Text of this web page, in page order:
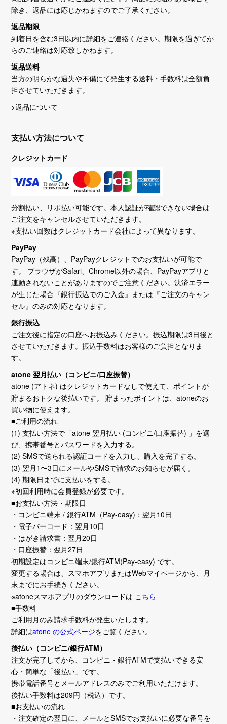
除き、返品には応じかねますのでご了承ください。
返品期限
到着日を含む3日以内に詳細をご連絡ください。期限を過ぎてか
らのご連絡は対応致しかねます。
返品送料
当方の明らかな過失や不備にて発生する送料・手数料は全額負
担させていただきます。
>返品について
支払い方法について
クレジットカード
分割払い、リボ払い可能です。本人認証が確認できない場合は
ご注文をキャンセルさせていただきます。
※支払い回数はクレジットカード会社によって異なります。
PayPay
PayPay（残高）、PayPayクレジットでのお支払いが可能で
す。 ブラウザがSafari、Chrome以外の場合、PayPayアプリと
連動されないことがありますのでご注意ください。決済エラー
が生じた場合『銀行振込でのご入金』または『ご注文のキャン
セル』のみの対応となります。
銀行振込
ご注文後に指定の口座へお振込みください。振込期限は3日後と
させていただきます。振込手数料はお客様のご負担となりま
す。
atone 翌月払い（コンビニ/口座振替）
atone (アトネ) はクレジットカードなしで使えて、ポイントが
貯まるおトクな後払いです。 貯まったポイントは、atoneのお
買い物に使えます。
■ご利用の流れ
(1) 支払い方法で「atone 翌月払い (コンビニ/口座振替) 」を選
び、携帯番号とパスワードを入力する。
(2) SMSで送られる認証コードを入力し、購入を完了する。
(3) 翌月1〜3日にメールやSMSで請求のお知らせが届く。
(4) 期限日までに支払いをする。
※初回利用時に会員登録が必要です。
■お支払い方法・期限日
・コンビニ端末 / 銀行ATM（Pay-easy)：翌月10日
・電子バーコード：翌月10日
・はがき請求書：翌月20日
・口座振替：翌月27日
初期設定はコンビニ端末/銀行ATM(Pay-easy) です。
変更する場合は、スマホアプリまたはWebマイページから、月
末までにお手続きください。
※atoneスマホアプリのダウンロードは こちら
■手数料
ご利用月のみ請求手数料が発生いたします。
詳細はatone の公式ページをご覧ください。
後払い（コンビニ/銀行ATM）
注文が完了してから、コンビニ・銀行ATMで支払いできる安
心・簡単な「後払い」です。
携帯電話番号とメールアドレスのみでご利用いただけます。
後払い手数料は209円（税込）です。
■お支払いの流れ
・注文確定の翌日に、メールとSMSでお支払いに必要な番号を